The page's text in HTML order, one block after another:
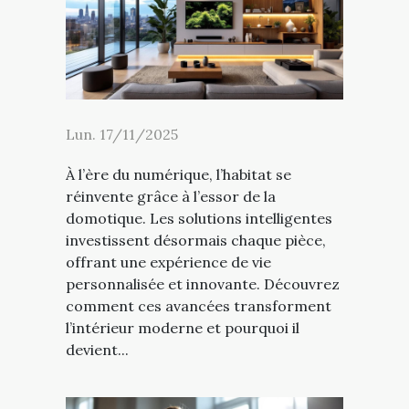
Lun. 17/11/2025
À l’ère du numérique, l’habitat se
réinvente grâce à l’essor de la
domotique. Les solutions intelligentes
investissent désormais chaque pièce,
offrant une expérience de vie
personnalisée et innovante. Découvrez
comment ces avancées transforment
l’intérieur moderne et pourquoi il
devient...